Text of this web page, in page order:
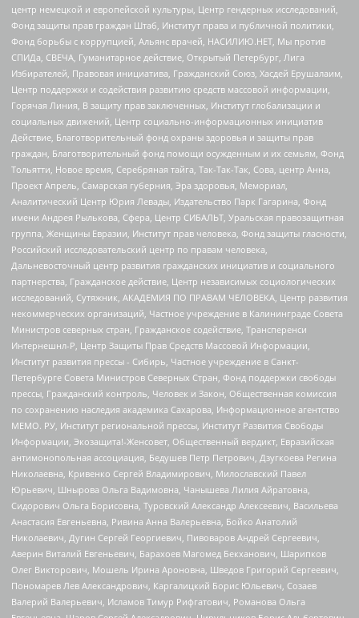
центр немецкой и европейской культуры, Центр гендерных исследований,
Фонд защиты прав граждан Штаб, Институт права и публичной политики,
Фонд борьбы с коррупцией, Альянс врачей, НАСИЛИЮ.НЕТ, Мы против
СПИДа, СВЕЧА, Гуманитарное действие, Открытый Петербург, Лига
Избирателей, Правовая инициатива, Гражданский Союз, Хасдей Ерушалаим,
Центр поддержки и содействия развитию средств массовой информации,
Горячая Линия, В защиту прав заключенных, Институт глобализации и
социальных движений, Центр социально-информационных инициатив
Действие, Благотворительный фонд охраны здоровья и защиты прав
граждан, Благотворительный фонд помощи осужденным и их семьям, Фонд
Тольятти, Новое время, Серебряная тайга, Так-Так-Так, Сова, центр Анна,
Проект Апрель, Самарская губерния, Эра здоровья, Мемориал,
Аналитический Центр Юрия Левады, Издательство Парк Гагарина, Фонд
имени Андрея Рылькова, Сфера, Центр СИБАЛЬТ, Уральская правозащитная
группа, Женщины Евразии, Институт прав человека, Фонд защиты гласности,
Российский исследовательский центр по правам человека,
Дальневосточный центр развития гражданских инициатив и социального
партнерства, Гражданское действие, Центр независимых социологических
исследований, Сутяжник, АКАДЕМИЯ ПО ПРАВАМ ЧЕЛОВЕКА, Центр развития
некоммерческих организаций, Частное учреждение в Калининграде Совета
Министров северных стран, Гражданское содействие, Трансперенси
Интернешнл-Р, Центр Защиты Прав Средств Массовой Информации,
Институт развития прессы - Сибирь, Частное учреждение в Санкт-
Петербурге Совета Министров Северных Стран, Фонд поддержки свободы
прессы, Гражданский контроль, Человек и Закон, Общественная комиссия
по сохранению наследия академика Сахарова, Информационное агентство
МЕМО. РУ, Институт региональной прессы, Институт Развития Свободы
Информации, Экозащита!-Женсовет, Общественный вердикт, Евразийская
антимонопольная ассоциация, Бедушев Петр Петрович, Дзугкоева Регина
Николаевна, Кривенко Сергей Владимирович, Милославский Павел
Юрьевич, Шнырова Ольга Вадимовна, Чанышева Лилия Айратовна,
Сидорович Ольга Борисовна, Туровский Александр Алексеевич, Васильева
Анастасия Евгеньевна, Ривина Анна Валерьевна, Бойко Анатолий
Николаевич, Дугин Сергей Георгиевич, Пивоваров Андрей Сергеевич,
Аверин Виталий Евгеньевич, Барахоев Магомед Бекханович, Шарипков
Олег Викторович, Мошель Ирина Ароновна, Шведов Григорий Сергеевич,
Пономарев Лев Александрович, Каргалицкий Борис Юльевич, Созаев
Валерий Валерьевич, Исламов Тимур Рифгатович, Романова Ольга